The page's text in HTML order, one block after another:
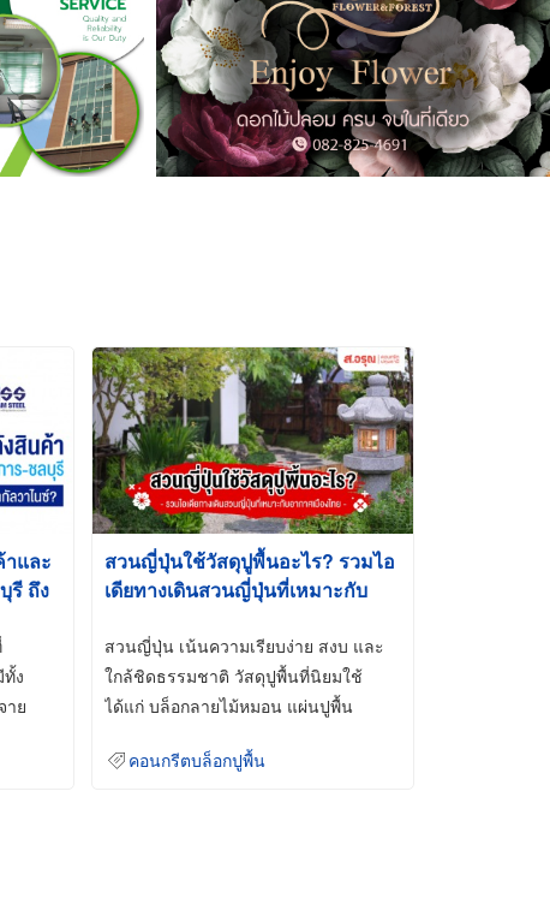
และ
รี ถึง
ง
าย
สวนญี่ปุ่นใช้วัสดุปูพื้นอะไร? รวมไอ
เดียทางเดินสวนญี่ปุ่นที่เหมาะกับ
สวนญี่ปุ่น เน้นความเรียบง่าย สงบ และ
ใกล้ชิดธรรมชาติ วัสดุปูพื้นที่นิยมใช้
ได้แก่ บล็อกลายไม้หมอน แผ่นปูพื้น
คอนกรีตบล็อกปูพื้น